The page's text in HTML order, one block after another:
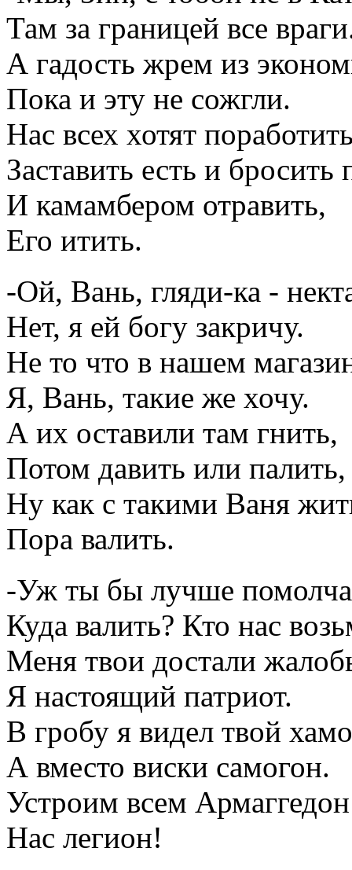
Там за границей все
А гадость жрем из
Пока и эту не сожгли.
Нас всех хотят
Заставить есть и бросить
И камамбером отравить,
Его итить.
-Ой, Вань, гляди-ка -
Нет, я ей богу закричу.
Не то что в нашем
Я, Вань, такие же хочу.
А их оставили там гнить,
Потом давить или палить,
Ну как с такими Ваня
Пора валить.
-Уж ты бы лучше
Куда валить? Кто нас
Меня твои достали
Я настоящий патриот.
В гробу я видел твой
А вместо виски самогон.
Устроим всем Армаггедон
Нас легион!